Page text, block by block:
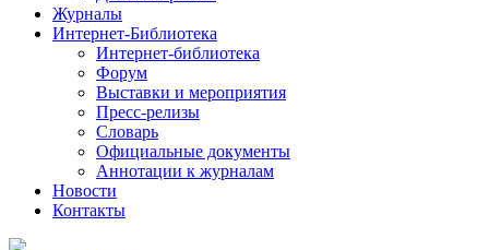
Журналы
Интернет-Библиотека
Интернет-библиотека
Форум
Выставки и мероприятия
Пресс-релизы
Словарь
Официальные документы
Аннотации к журналам
Новости
Контакты